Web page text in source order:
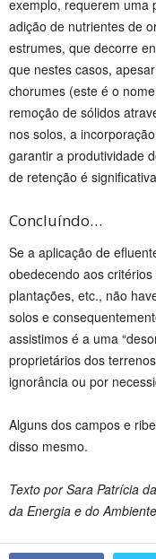
exemplo, requerem uma
adição de nutrientes de
estrumes, que decorre
que nestes casos,
chorumes (este é o
remoção de sólidos
nos solos, a
garantir a produtividade
de retenção é
Concluíndo…
Se a aplicação de
obedecendo aos
plantações, etc., não
solos e
assistimos é a uma
proprietários dos
ignorância ou por
Alguns dos campos e
disso mesmo.
Texto por Sara Patrícia
da Energia e do